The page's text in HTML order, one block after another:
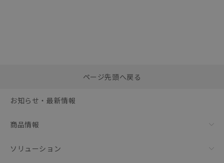
括ダウンロード
ページ先頭へ戻る
お知らせ・最新情報
商品情報
ソリューション